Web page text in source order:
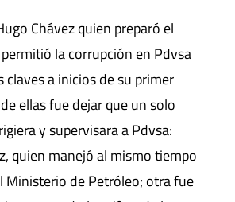
Chávez quien preparó el
la corrupción en Pdvsa
claves a inicios de su primer
ellas fue dejar que un solo
y supervisara a Pdvsa:
quien manejó al mismo tiempo
Ministerio de Petróleo; otra fue